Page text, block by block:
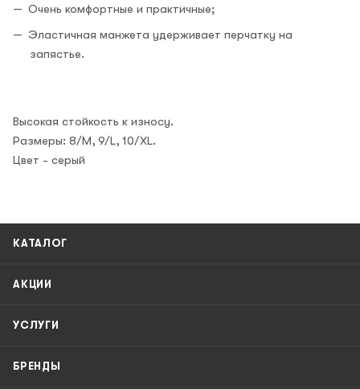
Очень комфортные и практичные;
Эластичная манжета удерживает перчатку на
запястье.
Высокая стойкость к износу.
Размеры: 8/M, 9/L, 10/XL.
Цвет - серый
КАТАЛОГ
АКЦИИ
УСЛУГИ
БРЕНДЫ